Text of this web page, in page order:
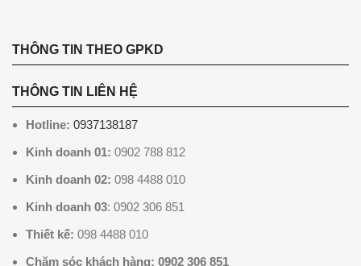
THÔNG TIN THEO GPKD
THÔNG TIN LIÊN HỆ
Hotline: 0937138187
Kinh doanh 01: 0902 788 812
Kinh doanh 02: 098 4488 010
Kinh doanh 03: 0902 306 851
Thiết kế: 098 4488 010
Chăm sóc khách hàng: 0902 306 851